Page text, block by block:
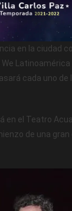
en la ciudad
cada uno
en el Teatro
de una gran